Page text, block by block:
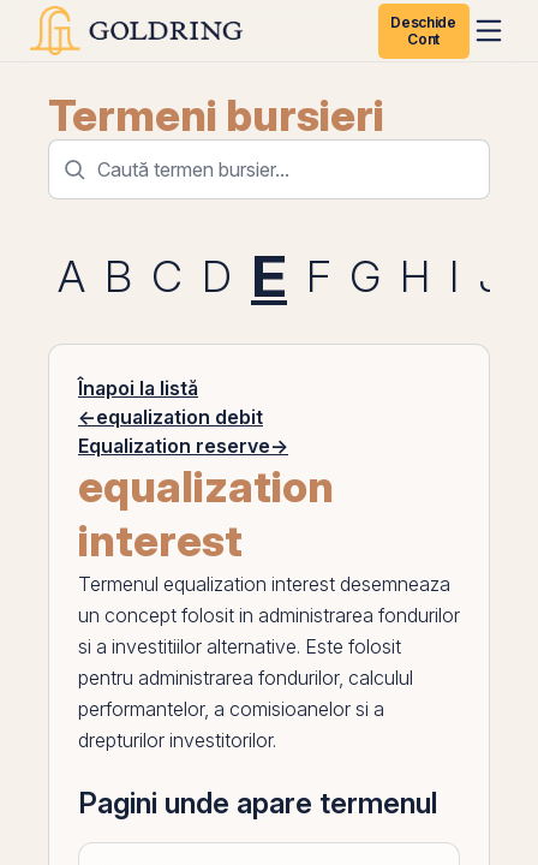
Deschide
Cont
Termeni bursieri
A B C D E F G H I J
Înapoi la listă
←equalization debit
Equalization reserve→
equalization
interest
Termenul equalization interest desemneaza
un concept folosit in administrarea fondurilor
si a investitiilor alternative. Este folosit
pentru administrarea fondurilor, calculul
performantelor, a comisioanelor si a
drepturilor investitorilor.
Pagini unde apare termenul